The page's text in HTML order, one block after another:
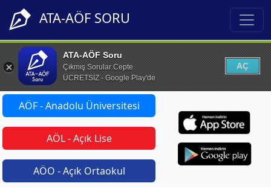
ATA-AÖF SORU
ATA-AÖF Soru
Çıkmış Sorular Cepte
ÜCRETSİZ - Google Play'de
AÇ
AÖF - Anadolu Üniversitesi
AÖL - Açık Lise
AÖO - Açık Ortaokul